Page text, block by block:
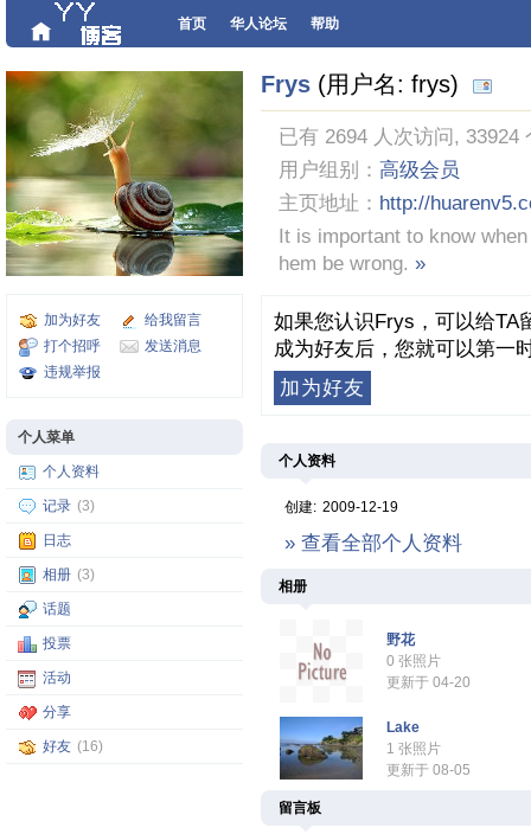
首页 华人论坛 帮助
加为好友
给我留言
打个招呼
发送消息
违规举报
个人菜单
个人资料
记录 (3)
日志
相册 (3)
话题
投票
活动
分享
好友 (16)
Frys (用户名: frys)
已有 2694 人次访问,
用户组别： 高级会员
主页地址： http://
It is important to know
hem be wrong. »
如果您认识Frys，可以给TA
成为好友后，您就可以第一
加为好友
个人资料
创建: 2009-12-19
» 查看全部个人资料
相册
野花
0 张照片
更新于 04-20
Lake
1 张照片
更新于 08-05
留言板